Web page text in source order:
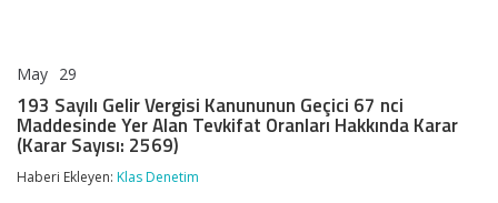
May 29
Gelir
Vergisi
Kanununun
Geçici
67
193 Sayılı Gelir Vergisi Kanununun Geçici 67 nci
Maddesinde Yer Alan Tevkifat Oranları Hakkında Karar
(Karar Sayısı: 2569)
Haberi Ekleyen: Klas Denetim